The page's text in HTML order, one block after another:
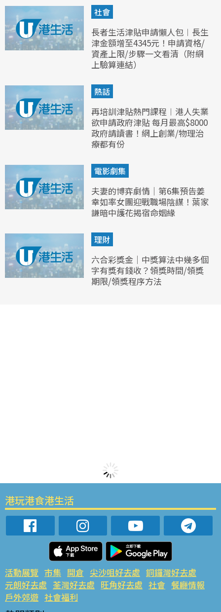
社會
長者生活津貼申請懶人包︱長生
津金額增至4345元！申請資格/
資產上限/步驟一文看清（附網
上驗算連結）
熱話
再培訓津貼熱門課程︱港人失業
欲申請政府津貼 每月最高$8000
政府請讀書！網上創業/物理治
療都有份
電影劇集
夫妻的博弈劇情｜第6集預告姜
幸如率女團迎戰職場陰謀！葉家
謙暗中護花揭宿命姻緣
理財
六合彩獎金｜中獎算法中幾多個
字有獎有錢收？領獎時間/領獎
期限/領獎程序方法
港玩港食港生活
活動展覽 市集 開倉 尖沙咀好去處 銅鑼灣好去處
元朗好去處 荃灣好去處 旺角好去處 社會 餐廳情報
戶外郊遊 社會福利